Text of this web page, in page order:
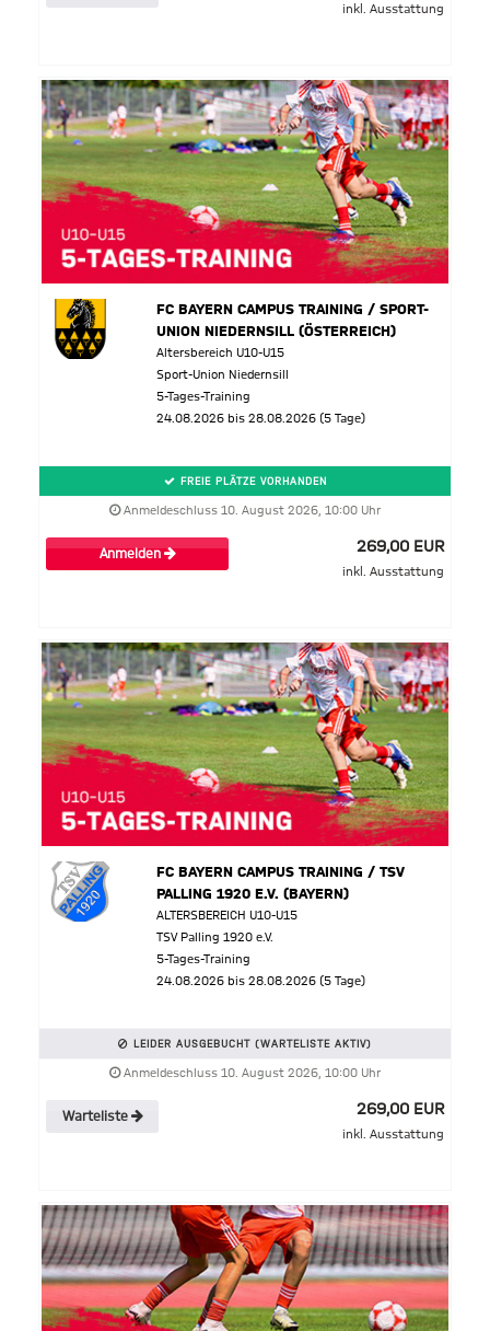
inkl. Ausstattung
FC BAYERN CAMPUS TRAINING / SPORT-
UNION NIEDERNSILL (ÖSTERREICH)
Altersbereich U10-U15
Sport-Union Niedernsill
5-Tages-Training
24.08.2026 bis 28.08.2026 (5 Tage)
FREIE PLÄTZE VORHANDEN
Anmeldeschluss 10. August 2026, 10:00 Uhr
Anmelden 269,00 EUR
inkl. Ausstattung
FC BAYERN CAMPUS TRAINING / TSV
PALLING 1920 E.V. (BAYERN)
ALTERSBEREICH U10-U15
TSV Palling 1920 e.V.
5-Tages-Training
24.08.2026 bis 28.08.2026 (5 Tage)
LEIDER AUSGEBUCHT (WARTELISTE AKTIV)
Anmeldeschluss 10. August 2026, 10:00 Uhr
Warteliste 269,00 EUR
inkl. Ausstattung